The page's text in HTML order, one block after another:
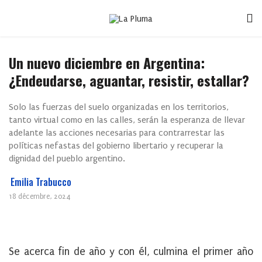
Un nuevo diciembre en Argentina:
¿Endeudarse, aguantar, resistir, estallar?
Solo las fuerzas del suelo organizadas en los territorios,
tanto virtual como en las calles, serán la esperanza de llevar
adelante las acciones necesarias para contrarrestar las
políticas nefastas del gobierno libertario y recuperar la
dignidad del pueblo argentino.
Emilia Trabucco
18 décembre, 2024
Se acerca fin de año y con él, culmina el primer año